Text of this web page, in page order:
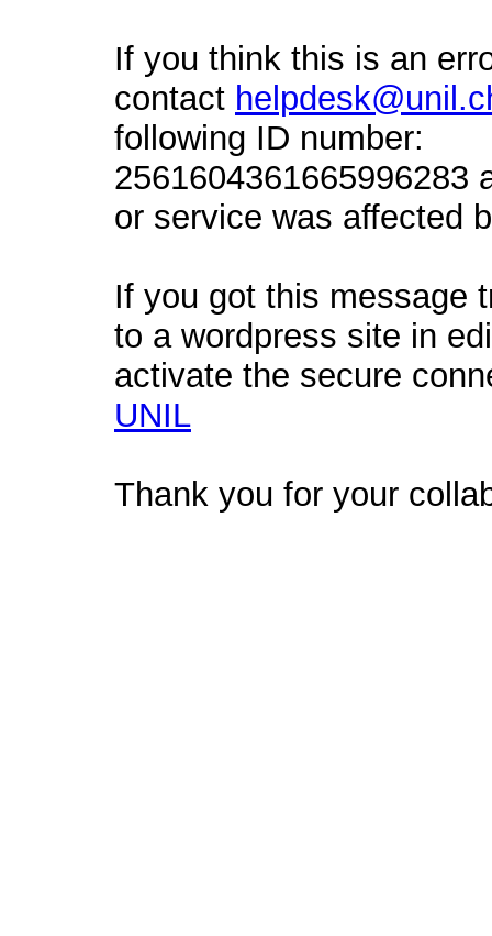
If you think this is an
contact
following ID number:
2561604361665996283
or service was affected
If you got this message
to a wordpress site in
activate the secure
UNIL
Thank you for your